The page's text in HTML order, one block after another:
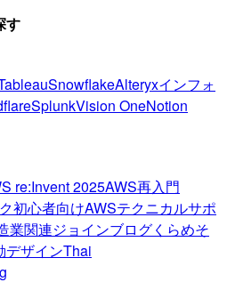
す
SnowflakeAlteryxインフォ
SplunkVision OneNotion
re:Invent 2025AWS再入門
初心者向けAWSテクニカルサポ
業関連ジョインブログくらめそ
デザインThai